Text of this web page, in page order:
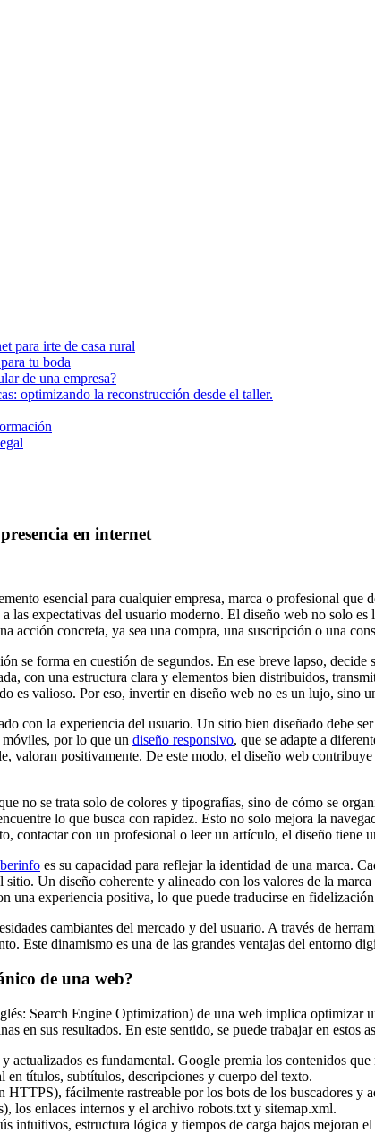
para irte de casa rural
tu boda
de una empresa?
optimizando la reconstrucción desde el taller.
en internet
esencial para cualquier empresa, marca o profesional que
las expectativas del usuario moderno. El diseño web no solo
acción concreta, ya sea una compra, una suscripción o una
se forma en cuestión de segundos. En ese breve lapso,
con una estructura clara y elementos bien distribuidos,
es valioso. Por eso, invertir en diseño web no es un lujo, sino
con la experiencia del usuario. Un sitio bien diseñado debe
móviles, por lo que un diseño responsivo, que se adapte a
valoran positivamente. De este modo, el diseño web
no se trata solo de colores y tipografías, sino de cómo se
lo que busca con rapidez. Esto no solo mejora la
contactar con un profesional o leer un artículo, el diseño tiene
es su capacidad para reflejar la identidad de una marca.
Un diseño coherente y alineado con los valores de la
una experiencia positiva, lo que puede traducirse en
cambiantes del mercado y del usuario. A través de
Este dinamismo es una de las grandes ventajas del entorno
de una web?
Search Engine Optimization) de una web implica optimizar
en sus resultados. En este sentido, se puede trabajar en estos
es fundamental. Google premia los contenidos
en títulos, subtítulos, descripciones y cuerpo del texto.
fácilmente rastreable por los bots de los buscadores y
los enlaces internos y el archivo robots.txt y sitemap.xml.
intuitivos, estructura lógica y tiempos de carga bajos mejoran